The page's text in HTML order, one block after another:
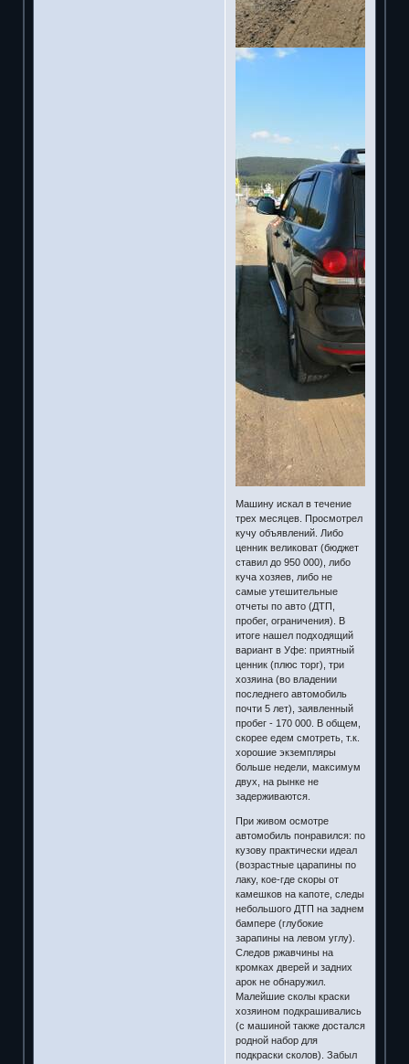
Машину искал в течение
трех месяцев. Просмотрел
кучу объявлений. Либо
ценник великоват (бюджет
ставил до 950 000), либо
куча хозяев, либо не
самые утешительные
отчеты по авто (ДТП,
пробег, ограничения). В
итоге нашел подходящий
вариант в Уфе: приятный
ценник (плюс торг), три
хозяина (во владении
последнего автомобиль
почти 5 лет), заявленный
пробег - 170 000. В общем,
скорее едем смотреть, т.к.
хорошие экземпляры
больше недели, максимум
двух, на рынке не
задерживаются.
При живом осмотре
автомобиль понравился: по
кузову практически идеал
(возрастные царапины по
лаку, кое-где скоры от
камешков на капоте, следы
небольшого ДТП на заднем
бампере (глубокие
зарапины на левом углу).
Следов ржавчины на
кромках дверей и задних
арок не обнаружил.
Малейшие сколы краски
хозяином подкрашивались
(с машиной также достался
родной набор для
подкраски сколов). Забыл